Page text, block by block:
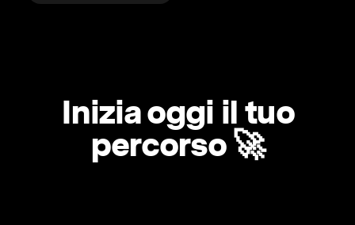
Inizia oggi il tuo
percorso 🚀